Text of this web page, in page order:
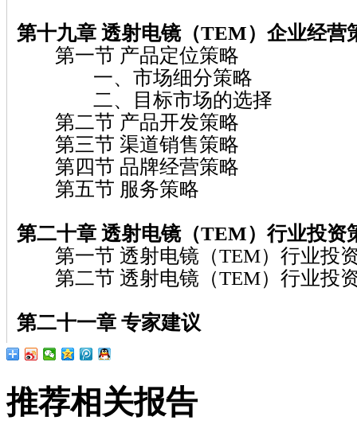
第十九章 透射电镜（TEM）企业经营
第一节 产品定位策略
一、市场细分策略
二、目标市场的选择
第二节 产品开发策略
第三节 渠道销售策略
第四节 品牌经营策略
第五节 服务策略
第二十章 透射电镜（TEM）行业投资
第一节 透射电镜（TEM）行业投
第二节 透射电镜（TEM）行业投
第二十一章 专家建议
推荐相关报告